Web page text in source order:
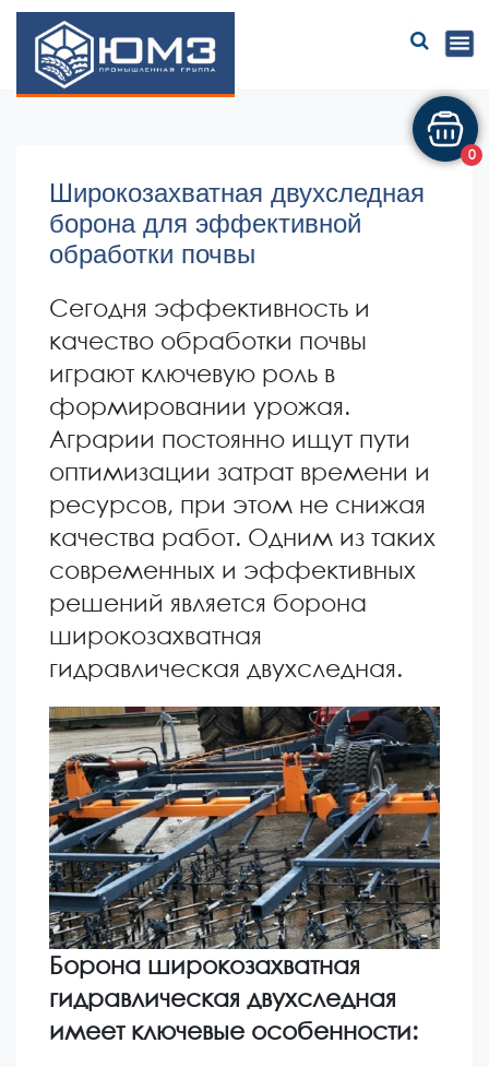
ЮМЗ
Широкозахватная двухследная
борона для эффективной
обработки почвы
Сегодня эффективность и
качество обработки почвы
играют ключевую роль в
формировании урожая.
Аграрии постоянно ищут пути
оптимизации затрат времени и
ресурсов, при этом не снижая
качества работ. Одним из таких
современных и эффективных
решений является борона
широкозахватная
гидравлическая двухследная.
Борона широкозахватная
гидравлическая двухследная
имеет ключевые особенности:
0